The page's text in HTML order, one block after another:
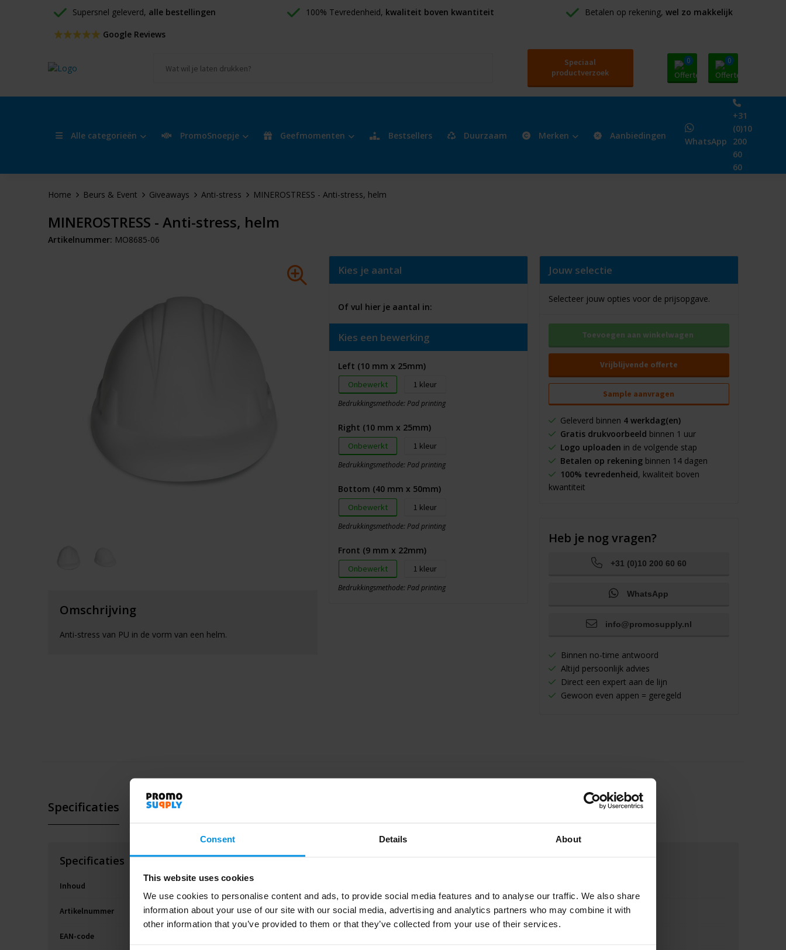
Consent Details About
This website uses cookies
We use cookies to personalise content and ads, to provide social media features and to analyse our traffic. We also share
information about your use of our site with our social media, advertising and analytics partners who may combine it with
other information that you’ve provided to them or that they’ve collected from your use of their services.
Supersnel geleverd, alle bestellingen 100% Tevredenheid, kwaliteit boven kwantiteit Betalen op rekening, wel zo makkelijk
Google Reviews
Speciaal
productverzoek
0 0
Alle categorieën PromoSnoepje Geefmomenten Bestsellers Duurzaam Merken Aanbiedingen
WhatsApp
+31
(0)10
200
60
60
Home Beurs & Event Giveaways Anti-stress MINEROSTRESS - Anti-stress, helm
MINEROSTRESS - Anti-stress, helm
Artikelnummer: MO8685-06
Omschrijving
Anti-stress van PU in de vorm van een helm.
Kies je aantal
Of vul hier je aantal in:
Kies een bewerking
Left (10 mm x 25mm)
Onbewerkt 1
Bedrukkingsmethode: Pad printing
Right (10 mm x 25mm)
Onbewerkt 1
Bedrukkingsmethode: Pad printing
Bottom (40 mm x 50mm)
Onbewerkt 1
Bedrukkingsmethode: Pad printing
Front (9 mm x 22mm)
Onbewerkt 1
Bedrukkingsmethode: Pad printing
Jouw selectie
Selecteer jouw opties voor de prijsopgave.
Toevoegen aan winkelwagen
Vrijblijvende offerte
Sample aanvragen
Geleverd binnen 4 werkdag(en)
Gratis drukvoorbeeld binnen 1 uur
Logo uploaden in de volgende stap
Betalen op rekeningbinnen 14 dagen
100% tevredenheid, kwaliteit boven
kwantiteit
Heb je nog vragen?
+31 (0)10 200 60 60
WhatsApp
info@promosupply.nl
Binnen no-time antwoord
Altijd persoonlijk advies
Direct een expert aan de lijn
Gewoon even appen = geregeld
Specificaties
Specificaties
Inhoud
Artikelnummer MO8685-06
EAN-code